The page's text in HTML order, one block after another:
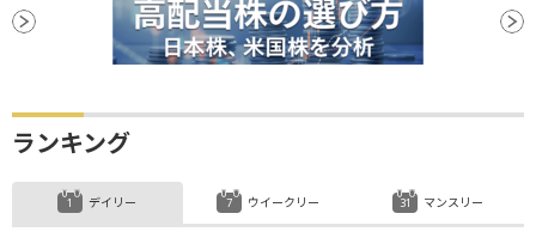
ランキング
デイリー ウイークリー マンスリー